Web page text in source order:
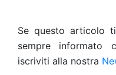
Se questo articolo
sempre
iscriviti alla nostra